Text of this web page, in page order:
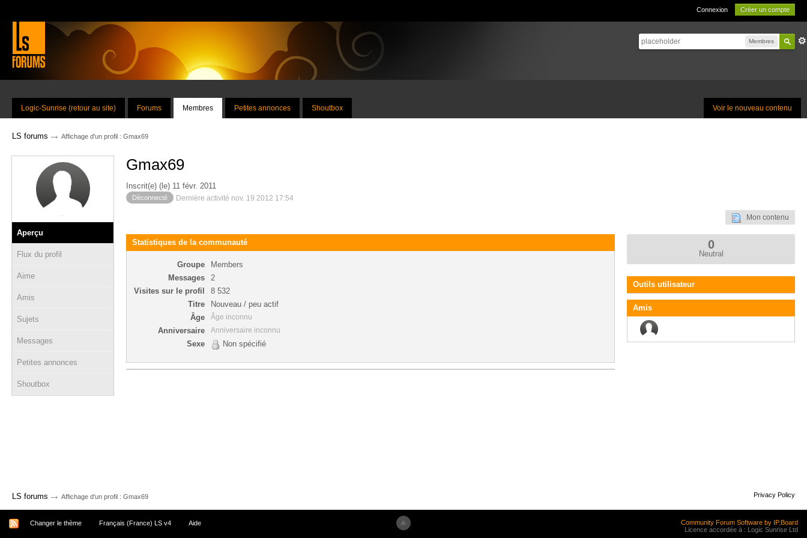
Connexion Créer un compte
Membres
Voir le nouveau contenu
Logic-Sunrise (retour au site) Forums Membres Petites annonces Shoutbox
LS forums → Affichage d'un profil : Gmax69
Aperçu
Flux du profil
Aime
Amis
Sujets
Messages
Petites annonces
Shoutbox
Gmax69
Inscrit(e) (le) 11 févr. 2011
Déconnecté Dernière activité nov. 19 2012 17:54
Mon contenu
Statistiques de la communauté
Groupe
Members
Messages
2
Visites sur le profil
8 532
Titre
Nouveau / peu actif
Âge
Âge inconnu
Anniversaire Anniversaire inconnu
Sexe Non spécifié
0
Neutral
Outils utilisateur
Amis
LS forums → Affichage d'un profil : Gmax69 Privacy Policy
Changer le thème Français (France) LS v4 Aide
Community Forum Software by IP.Board
Licence accordée à : Logic Sunrise Ltd